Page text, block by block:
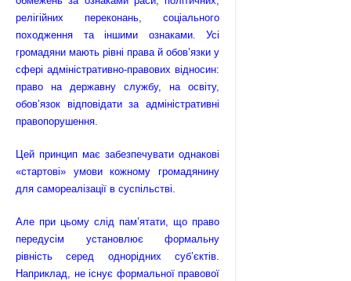
релігійних переконань, соціального
походження та іншими ознаками. Усі
громадяни мають рівні права й обов’язки у
сфері адміністративно-правових відносин:
право на державну службу, на освіту,
обов’язок відповідати за адміністративні
правопорушення.
Цей принцип має забезпечувати однакові
«стартові» умови кожному громадянину
для самореалізації в суспільстві.
Але при цьому слід пам’ятати, що право
передусім установлює формальну
рівність серед однорідних суб’єктів.
Наприклад, не існує формальної правової